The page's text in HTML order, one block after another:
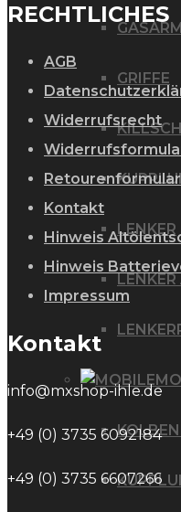
GRIFFE
LENKER
RECHTLICHES
AGB
Widerrufsrecht
Retourenformular
Kontakt
Hinweis
Hinweis
Impressum
Kontakt
info@mxshop-ihle.de
+49 (0) 3735 6092184
+49 (0) 3735 6607266